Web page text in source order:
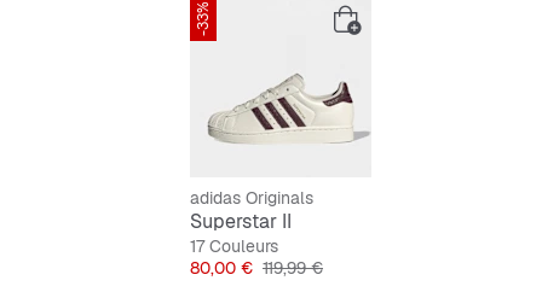
-33%
adidas Originals
Superstar II
17 Couleurs
Prix
80,00 € Prix original
119,99 €